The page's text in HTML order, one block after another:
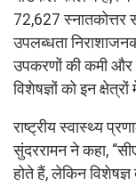
72,627 स्नातकोत्तर
उपलब्धता
उपकरणों की कमी और
विशेषज्ञों को इन
राष्ट्रीय स्वास्थ्य
सुंदररामन ने कहा,
होते हैं, लेकिन